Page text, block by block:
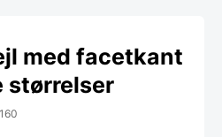
med facetkant
størrelser